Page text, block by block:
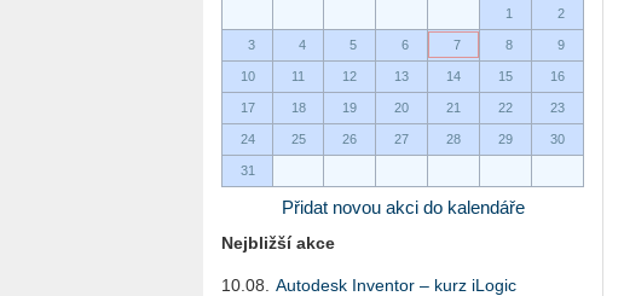
1
2
3 4 5 6 7 8 9
10 11 12 13 14 15 16
17 18 19 20 21 22 23
24 25 26 27 28 29 30
31
Přidat novou akci do kalendáře
Nejbližší akce
10.08.
Autodesk Inventor – kurz iLogic